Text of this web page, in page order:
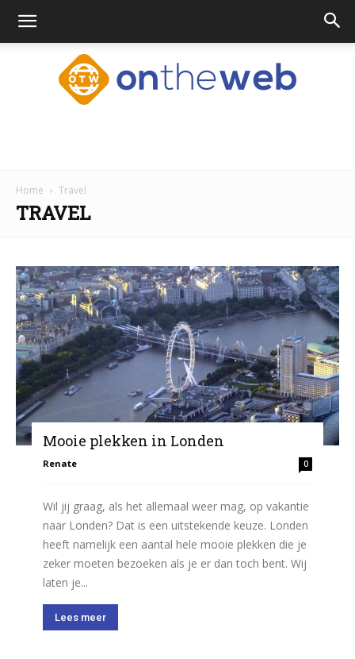
Home Travel
TRAVEL
Mooie plekken in Londen
Renate 0
Wil jij graag, als het allemaal weer mag, op vakantie
naar Londen? Dat is een uitstekende keuze. Londen
heeft namelijk een aantal hele mooie plekken die je
zeker moeten bezoeken als je er dan toch bent. Wij
laten je...
Lees meer